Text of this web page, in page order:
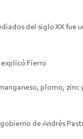
del siglo XX fue
Fierro
plomo,
de Andrés